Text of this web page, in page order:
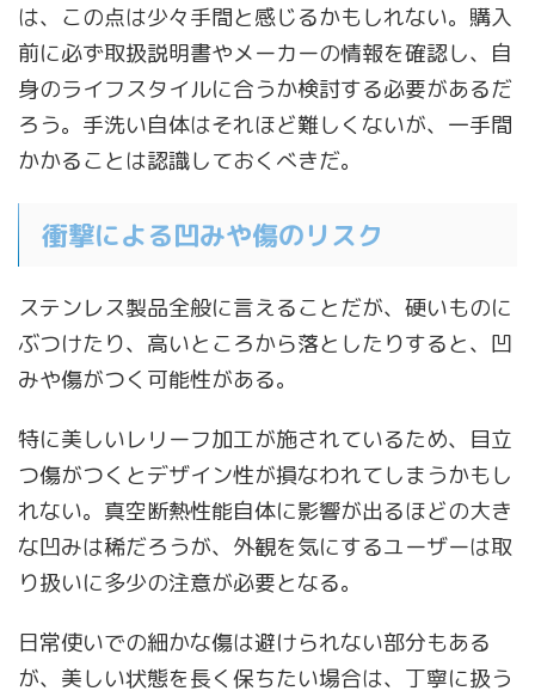
は、この点は少々手間と感じるかもしれない。購入
前に必ず取扱説明書やメーカーの情報を確認し、自
身のライフスタイルに合うか検討する必要があるだ
ろう。手洗い自体はそれほど難しくないが、一手間
かかることは認識しておくべきだ。
衝撃による凹みや傷のリスク
ステンレス製品全般に言えることだが、硬いものに
ぶつけたり、高いところから落としたりすると、凹
みや傷がつく可能性がある。
特に美しいレリーフ加工が施されているため、目立
つ傷がつくとデザイン性が損なわれてしまうかもし
れない。真空断熱性能自体に影響が出るほどの大き
な凹みは稀だろうが、外観を気にするユーザーは取
り扱いに多少の注意が必要となる。
日常使いでの細かな傷は避けられない部分もある
が、美しい状態を長く保ちたい場合は、丁寧に扱う